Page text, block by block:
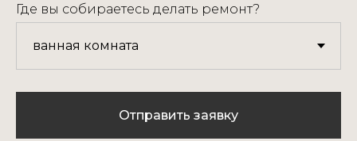
Где вы собираетесь делать ремонт?
Отправить заявку